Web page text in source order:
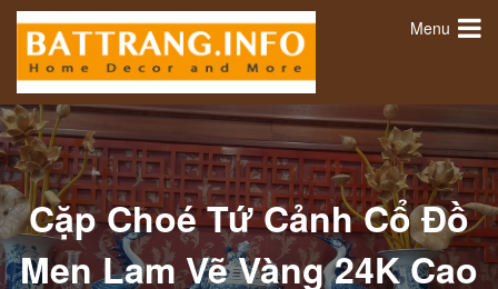
Menu
Cặp Choé Tứ Cảnh Cổ Đồ
Men Lam Vẽ Vàng 24K Cao